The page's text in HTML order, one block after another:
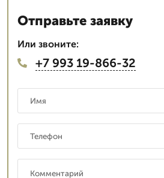
Отправьте заявку
Или звоните:
+7 993 19-866-32